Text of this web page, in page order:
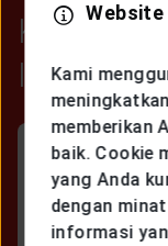
Kenali
Indonesia
SEKILAS
Website
Kami
memberikan
baik. Cookie
yang Anda
dengan
informasi